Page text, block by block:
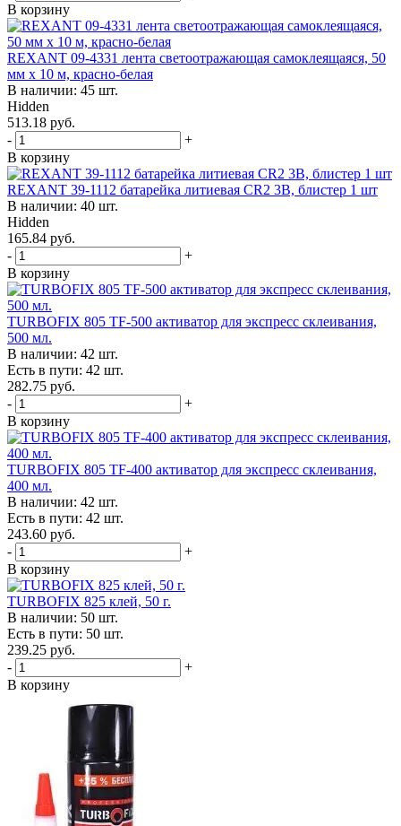
В корзину
REXANT 09-4331 лента светоотражающая самоклеящаяся, 50
мм х 10 м, красно-белая
В наличии: 45 шт.
Hidden
513.18 руб.
-
+
В корзину
REXANT 39-1112 батарейка литиевая CR2 3В, блистер 1 шт
В наличии: 40 шт.
Hidden
165.84 руб.
-
+
В корзину
TURBOFIX 805 TF-500 активатор для экспресс склеивания,
500 мл.
В наличии: 42 шт.
Есть в пути: 42 шт.
282.75 руб.
-
+
В корзину
TURBOFIX 805 TF-400 активатор для экспресс склеивания,
400 мл.
В наличии: 42 шт.
Есть в пути: 42 шт.
243.60 руб.
-
+
В корзину
TURBOFIX 825 клей, 50 г.
В наличии: 50 шт.
Есть в пути: 50 шт.
239.25 руб.
-
+
В корзину